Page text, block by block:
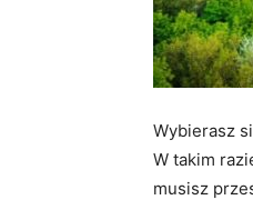
Wybierasz
W takim
musisz